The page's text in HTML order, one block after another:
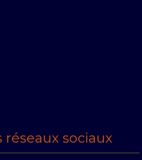
réseaux sociaux